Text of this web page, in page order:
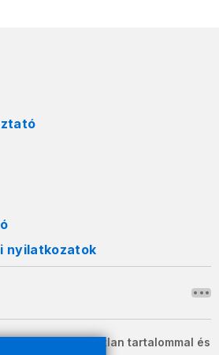
nyilatkozatok
változatlan tartalommal és